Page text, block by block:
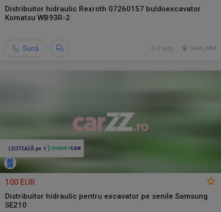
Distribuitor hidraulic Rexroth 07260157 buldoexcavator
Komatsu WB93R-2
Sună Seini, MM
2 aug.
100 EUR
Distribuitor hidraulic pentru excavator pe senile Samsung
SE210